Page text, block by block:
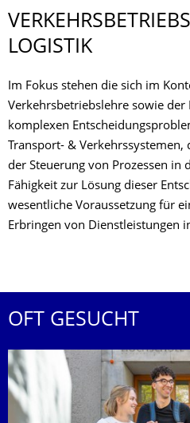
LOGISTIK
Im Fokus stehen die sich im
Verkehrsbetriebslehre sowie der
komplexen
Transport- &
der Steuerung von Prozessen in
Fähigkeit zur Lösung dieser
wesentliche Voraussetzung für
Erbringen von Dienstleistungen
OFT GESUCHT